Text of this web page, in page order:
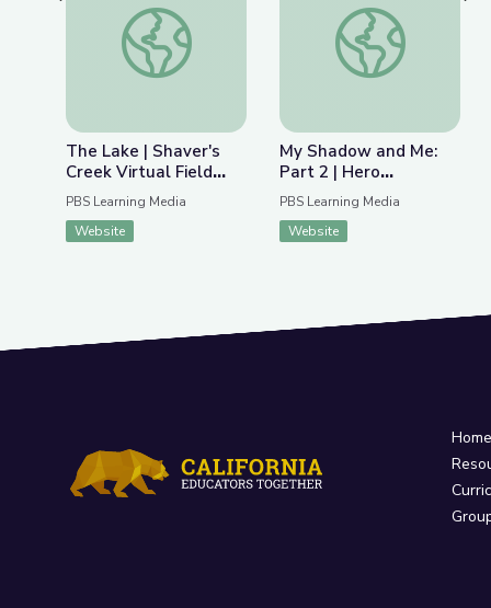
Previous SlideThe Lake | Shaver's Creek Virtual Field Trip
The Lake | Shaver's
Creek Virtual Field
Trip
PBS Learning Media
Website
My Shadow and
My Shadow and Me:
Part 2 | Hero
Elementary
PBS Learning Media
Website
Home